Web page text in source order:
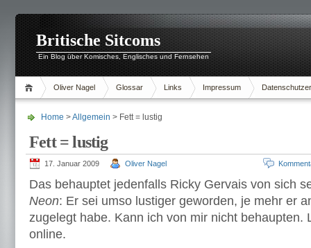
Britische Sitcoms
Ein Blog über Komisches, Englisches und Fernsehen
Oliver Nagel Glossar Links Impressum
Home >Allgemein > Fett = lustig
Fett = lustig
17. Januar 2009 Oliver Nagel
Das behauptet jedenfalls Ricky Gervais von sich
Neon: Er sei umso lustiger geworden, je mehr er
zugelegt habe. Kann ich von mir nicht behaupten.
online.